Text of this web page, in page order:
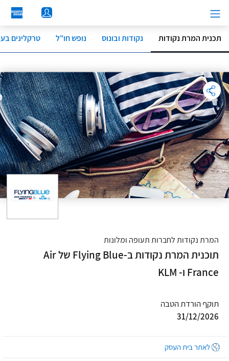
לתוכן
תכנית המרת נקודות נקודות ובונוס נופש חו"ל טרקלינים
המרת נקודות לחברות תעופה ומלונות
תוכנית המרת נקודות ב-Flying Blue של Air
France ו- KLM
תוקף הורדת הטבה
31/12/2026
לאתר בית העסק